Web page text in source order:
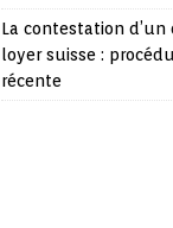
La contestation
loyer suisse :
récente